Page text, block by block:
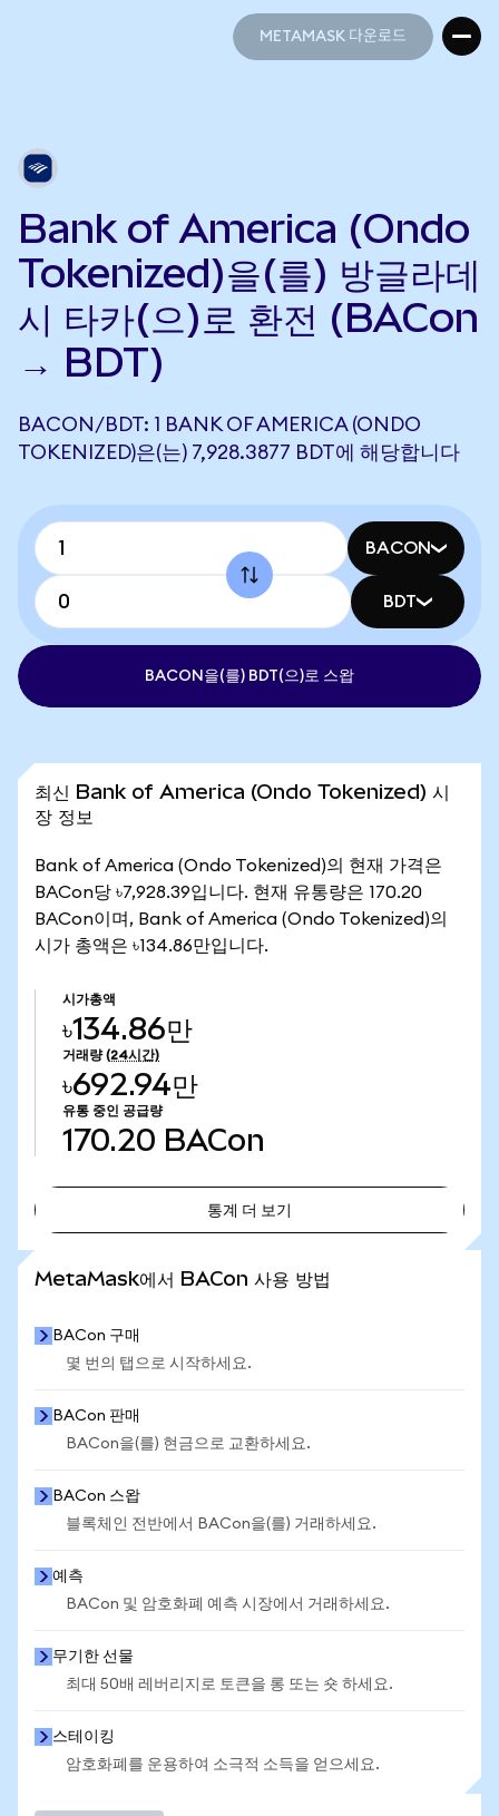
METAMASK 다운로드
Bank of America (Ondo
Tokenized)을(를) 방글라데
시 타카(으)로 환전 (BACon
→ BDT)
BACON/BDT: 1 BANK OF AMERICA (ONDO
TOKENIZED)은(는) 7,928.3877 BDT에 해당합니다
BACON
BDT
BACON을(를) BDT(으)로 스왑
최신 Bank of America (Ondo Tokenized) 시
장 정보
Bank of America (Ondo Tokenized)의 현재 가격은
BACon당 ৳7,928.39입니다. 현재 유통량은 170.20
BACon이며, Bank of America (Ondo Tokenized)의
시가 총액은 ৳134.86만입니다.
시가총액
৳134.86만
거래량 (24시간)
৳692.94만
유통 중인 공급량
170.20 BACon
통계 더 보기
MetaMask에서 BACon 사용 방법
BACon 구매
몇 번의 탭으로 시작하세요.
BACon 판매
BACon을(를) 현금으로 교환하세요.
BACon 스왑
블록체인 전반에서 BACon을(를) 거래하세요.
예측
BACon 및 암호화폐 예측 시장에서 거래하세요.
무기한 선물
최대 50배 레버리지로 토큰을 롱 또는 숏 하세요.
스테이킹
암호화폐를 운용하여 소극적 소득을 얻으세요.